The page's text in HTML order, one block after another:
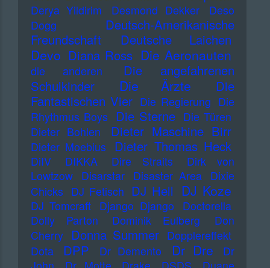
Derya Yildirim
Desmond Dekker
Deso
Dogg
Deutsch-Amerikanische
Freundschaft
Deutsche Laichen
Devo Diana Ross Die Aeronauten
die anderen
Die angefahrenen
Schulkinder
Die Ärzte
Die
Fantastischen Vier Die Regierung Die
Rhythmus Boys Die Sterne Die Türen
Dieter Bohlen
Dieter Maschine Birr
Dieter Moebius Dieter Thomas Heck
DiIV DIKKA Dire Straits
Dirk von
Lowtzow
Disarstar Disaster Area
Dixie
Chicks DJ Fetisch DJ Hell DJ Koze
DJ Tomcraft Django Django
Doctorella
Dolly Parton
Dominik Eulberg
Don
Cherry Donna Summer Dopplereffekt
Dota
DPP Dr Demento Dr Dre
Dr